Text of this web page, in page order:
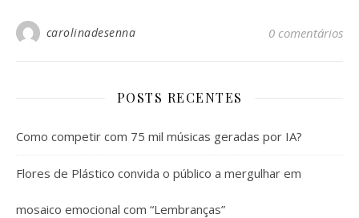
carolinadesenna 0 comentários
POSTS RECENTES
Como competir com 75 mil músicas geradas por IA?
Flores de Plástico convida o público a mergulhar em
mosaico emocional com “Lembranças”